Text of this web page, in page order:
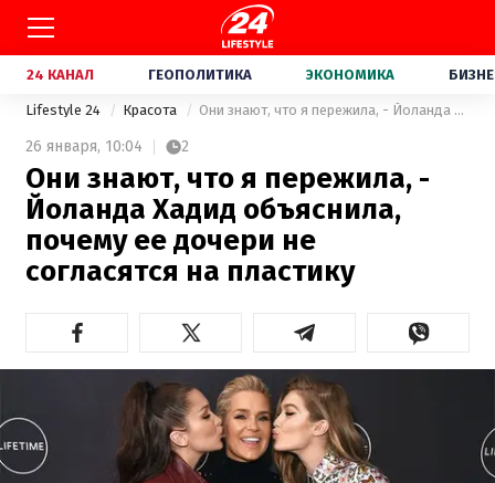
24 КАНАЛ ГЕОПОЛИТИКА ЭКОНОМИКА
Lifestyle 24 Красота Они знают, что я пережила, - Йоланда Хадид объяснила, почему ее дочери не согласятся на пластику
26 января, 10:04 2
Они знают, что я пережила, -
Йоланда Хадид объяснила,
почему ее дочери не
согласятся на пластику